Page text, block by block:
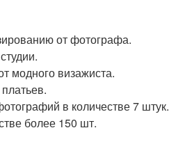
от фотографа.
модного визажиста.
в количестве 7 штук.
более 150 шт.